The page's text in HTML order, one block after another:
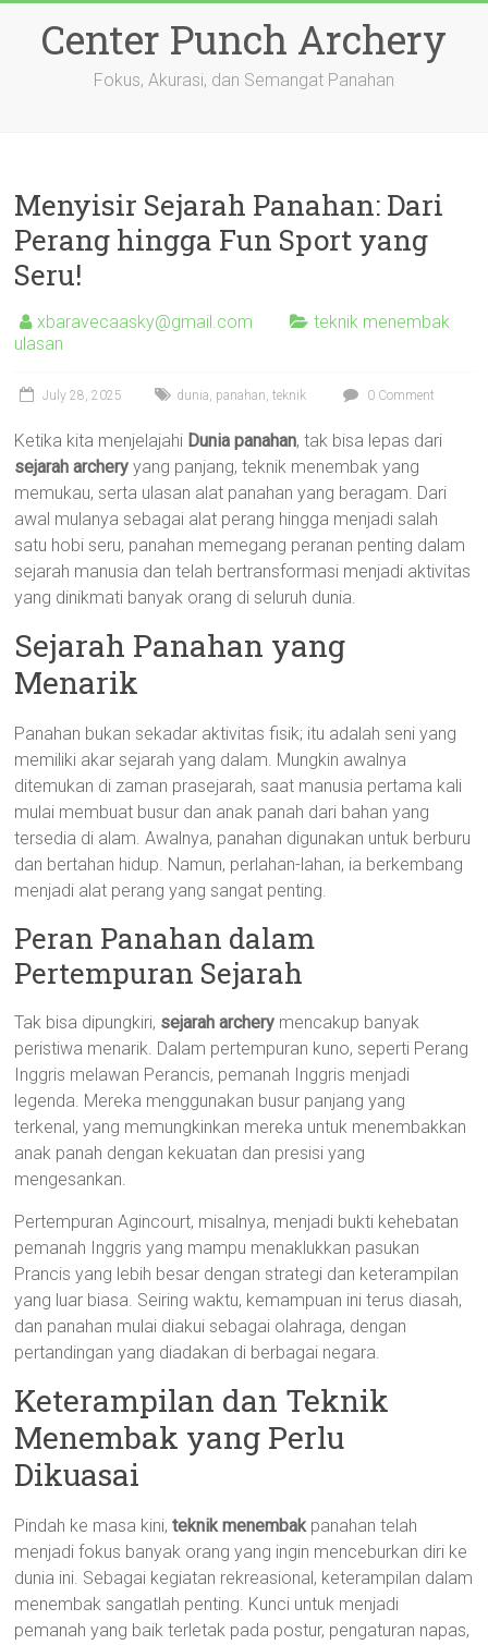
contentCenter Punch Archery
Fokus, Akurasi, dan Semangat Panahan
Menyisir Sejarah Panahan: Dari
Perang hingga Fun Sport yang
Seru!
xbaravecaasky@gmail.com
teknik menembak
ulasan
July 28, 2025 dunia, panahan,teknik 0 Comment
Ketika kita menjelajahi Dunia panahan, tak bisa lepas dari
sejarah archery yang panjang, teknik menembak yang
memukau, serta ulasan alat panahan yang beragam. Dari
awal mulanya sebagai alat perang hingga menjadi salah
satu hobi seru, panahan memegang peranan penting dalam
sejarah manusia dan telah bertransformasi menjadi aktivitas
yang dinikmati banyak orang di seluruh dunia.
Sejarah Panahan yang
Menarik
Panahan bukan sekadar aktivitas fisik; itu adalah seni yang
memiliki akar sejarah yang dalam. Mungkin awalnya
ditemukan di zaman prasejarah, saat manusia pertama kali
mulai membuat busur dan anak panah dari bahan yang
tersedia di alam. Awalnya, panahan digunakan untuk berburu
dan bertahan hidup. Namun, perlahan-lahan, ia berkembang
menjadi alat perang yang sangat penting.
Peran Panahan dalam
Pertempuran Sejarah
Tak bisa dipungkiri, sejarah archery mencakup banyak
peristiwa menarik. Dalam pertempuran kuno, seperti Perang
Inggris melawan Perancis, pemanah Inggris menjadi
legenda. Mereka menggunakan busur panjang yang
terkenal, yang memungkinkan mereka untuk menembakkan
anak panah dengan kekuatan dan presisi yang
mengesankan.
Pertempuran Agincourt, misalnya, menjadi bukti kehebatan
pemanah Inggris yang mampu menaklukkan pasukan
Prancis yang lebih besar dengan strategi dan keterampilan
yang luar biasa. Seiring waktu, kemampuan ini terus diasah,
dan panahan mulai diakui sebagai olahraga, dengan
pertandingan yang diadakan di berbagai negara.
Keterampilan dan Teknik
Menembak yang Perlu
Dikuasai
Pindah ke masa kini,teknik menembakpanahan telah
menjadi fokus banyak orang yang ingin menceburkan diri ke
dunia ini. Sebagai kegiatan rekreasional, keterampilan dalam
menembak sangatlah penting. Kunci untuk menjadi
pemanah yang baik terletak pada postur, pengaturan napas,